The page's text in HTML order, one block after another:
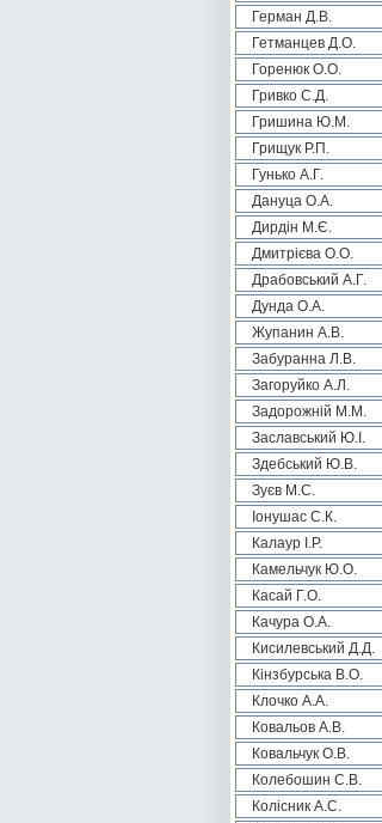
Герман Д.В.
Гетманцев Д.О.
Горенюк О.О.
Гривко С.Д.
Гришина Ю.М.
Грищук Р.П.
Гунько А.Г.
Дануца О.А.
Дирдін М.Є.
Дмитрієва О.О.
Драбовський А.Г.
Дунда О.А.
Жупанин А.В.
Забуранна Л.В.
Загоруйко А.Л.
Задорожній М.М.
Заславський Ю.І.
Здебський Ю.В.
Зуєв М.С.
Іонушас С.К.
Калаур І.Р.
Камельчук Ю.О.
Касай Г.О.
Качура О.А.
Кисилевський Д.Д.
Кінзбурська В.О.
Клочко А.А.
Ковальов А.В.
Ковальчук О.В.
Колебошин С.В.
Колісник А.С.